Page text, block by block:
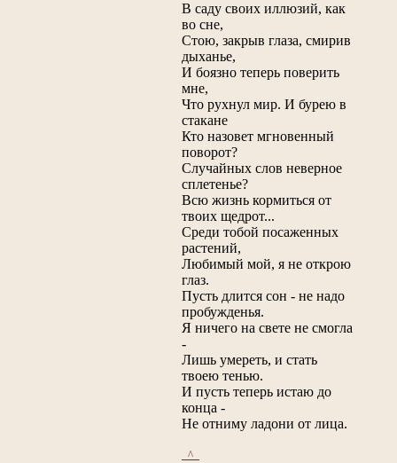
В саду своих иллюзий, как
во сне,
Стою, закрыв глаза, смирив
дыханье,
И боязно теперь поверить
мне,
Что рухнул мир. И бурею в
стакане
Кто назовет мгновенный
поворот?
Случайных слов неверное
сплетенье?
Всю жизнь кормиться от
твоих щедрот...
Среди тобой посаженных
растений,
Любимый мой, я не открою
глаз.
Пусть длится сон - не надо
пробужденья.
Я ничего на свете не смогла
-
Лишь умереть, и стать
твоею тенью.
И пусть теперь истаю до
конца -
Не отниму ладони от лица.
_^_